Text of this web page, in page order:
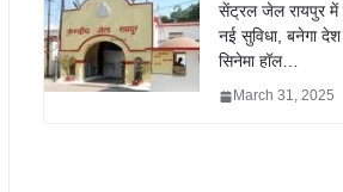
सेंट्रल जेल रायपुर में
नई सुविधा, बनेगा
सिनेमा हॉल…
March 31, 2025